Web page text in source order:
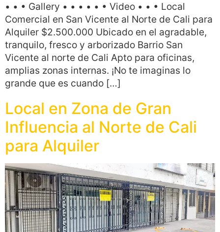
• • • Gallery • • • • • • Video • • • Local
Comercial en San Vicente al Norte de Cali para
Alquiler $2.500.000 Ubicado en el agradable,
tranquilo, fresco y arborizado Barrio San
Vicente al norte de Cali Apto para oficinas,
amplias zonas internas. ¡No te imaginas lo
grande que es cuando […]
Local en Zona de Gran
Influencia al Norte de Cali
para Alquiler